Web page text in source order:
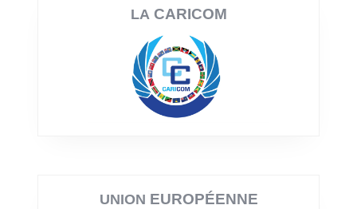
LA CARICOM
UNION EUROPÉENNE